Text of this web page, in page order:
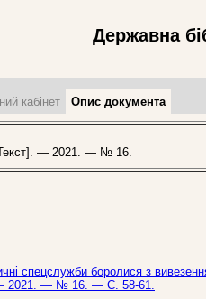
Державна
кабінет Опис документа
— 2021. — № 16.
спецслужби боролися з
— 2021. — № 16. — С. 58-61.